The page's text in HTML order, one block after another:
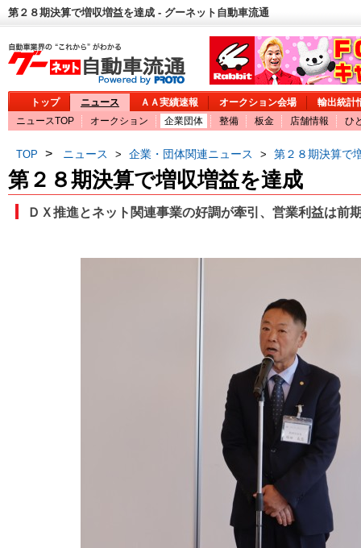
第２８期決算で増収増益を達成 - グーネット自動車流通
トップ ニュース ＡＡ実績速報 オークション会場
輸出統計
ニュースTOP
オークション 企業団体 整備 板金 店舗情報 ひ
TOP > ニュース > 企業・団体関連ニュース > 第２８期決算で
第２８期決算で増収増益を達成
ＤＸ推進とネット関連事業の好調が牽引、営業利益は前